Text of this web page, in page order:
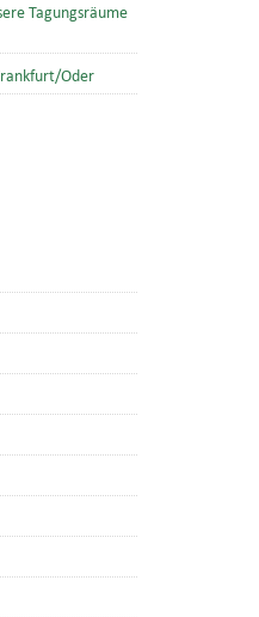
Tagungsräume
Oder